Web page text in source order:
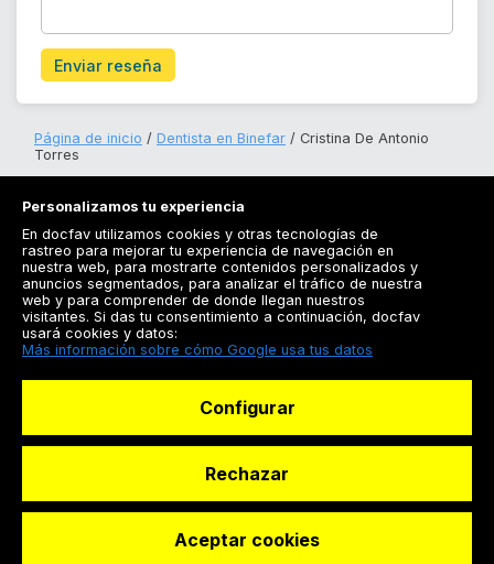
Enviar reseña
Página de inicio Dentista en Binefar
Cristina De Antonio
Torres
Registrarse
Docfav
© Dashboard Technologies S.L
Personalizamos tu experiencia
En docfav utilizamos cookies y otras tecnologías de
rastreo para mejorar tu experiencia de navegación en
nuestra web, para mostrarte contenidos personalizados y
anuncios segmentados, para analizar el tráfico de nuestra
web y para comprender de donde llegan nuestros
visitantes. Si das tu consentimiento a continuación, docfav
usará cookies y datos:
Más información sobre cómo Google usa tus datos
Configurar
Rechazar
Aceptar cookies